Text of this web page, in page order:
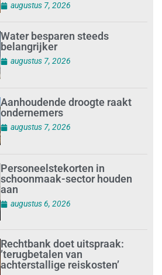
augustus 7, 2026
Water besparen steeds
belangrijker
augustus 7, 2026
Aanhoudende droogte raakt
ondernemers
augustus 7, 2026
Personeelstekorten in
schoonmaak-sector houden
aan
augustus 6, 2026
Rechtbank doet uitspraak:
’terugbetalen van
achterstallige reiskosten’